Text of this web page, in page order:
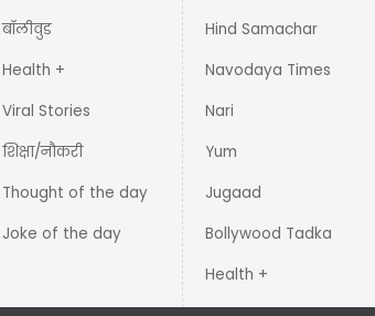
बॉलीवुड
Health +
Viral Stories
शिक्षा/नौकरी
Thought of the day
Joke of the day
Hind Samachar
Navodaya Times
Nari
Yum
Jugaad
Bollywood Tadka
Health +